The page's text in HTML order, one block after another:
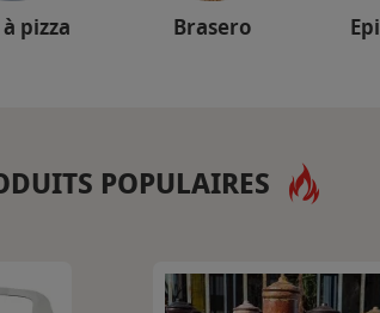
pizza Brasero
POPULAIRES